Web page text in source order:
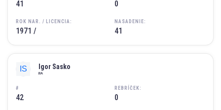
41
ROK NAR. / LICENCIA:
1971 /
0
NASADENIE:
41
#
42
Igor Sasko
BA
REBRÍČEK:
0